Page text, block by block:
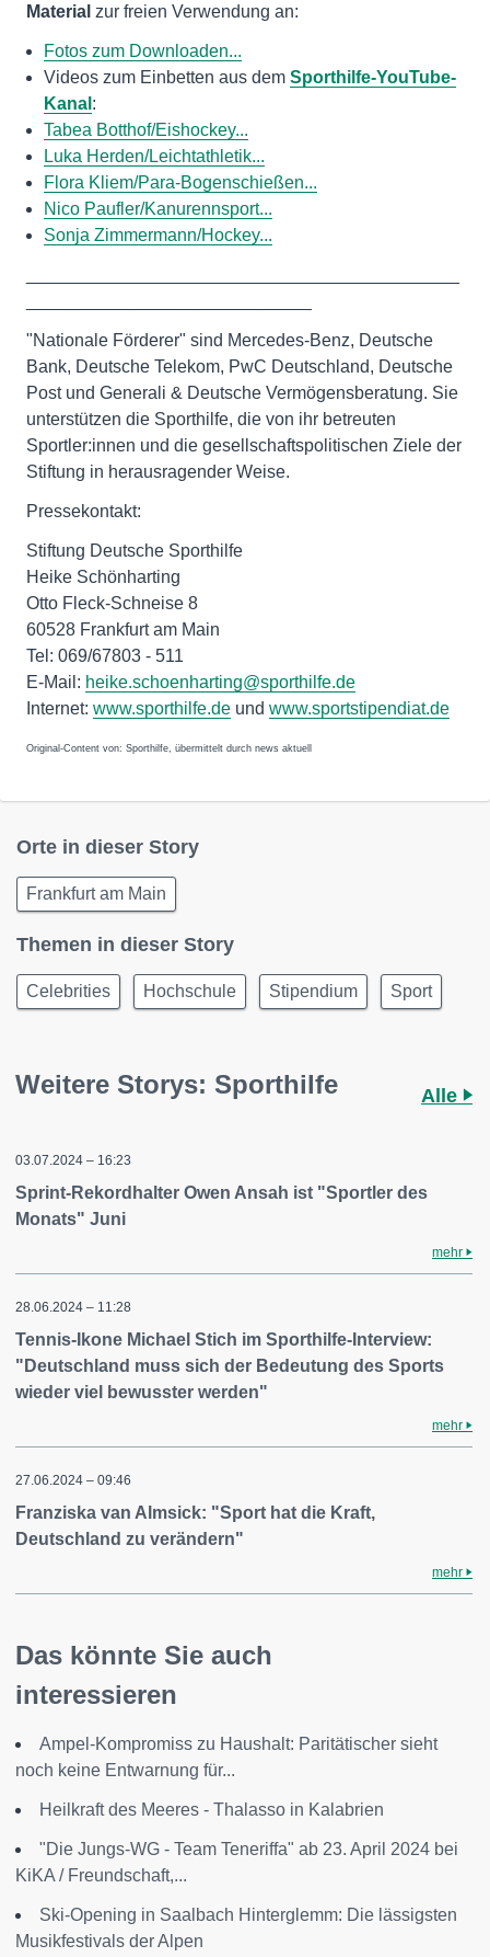
Material zur freien Verwendung an:
Fotos zum Downloaden...
Videos zum Einbetten aus dem Sporthilfe-YouTube-
Kanal :
Tabea Botthof/Eishockey...
Luka Herden/Leichtathletik...
Flora Kliem/Para-Bogenschießen...
Nico Paufler/Kanurennsport...
Sonja Zimmermann/Hockey...
"Nationale Förderer" sind Mercedes-Benz, Deutsche
Bank, Deutsche Telekom, PwC Deutschland, Deutsche
Post und Generali & Deutsche Vermögensberatung. Sie
unterstützen die Sporthilfe, die von ihr betreuten
Sportler:innen und die gesellschaftspolitischen Ziele der
Stiftung in herausragender Weise.
Pressekontakt:
Stiftung Deutsche Sporthilfe
Heike Schönharting
Otto Fleck-Schneise 8
60528 Frankfurt am Main
Tel: 069/67803 - 511
E-Mail: heike.schoenharting@sporthilfe.de
Internet: www.sporthilfe.de und www.sportstipendiat.de
Original-Content von: Sporthilfe, übermittelt durch news aktuell
Orte in dieser Story
Frankfurt am Main
Themen in dieser Story
Celebrities Hochschule Stipendium Sport
Weitere Storys: Sporthilfe Alle
03.07.2024 – 16:23
Sprint-Rekordhalter Owen Ansah ist "Sportler des
Monats" Juni
mehr
28.06.2024 – 11:28
Tennis-Ikone Michael Stich im Sporthilfe-Interview:
"Deutschland muss sich der Bedeutung des Sports
wieder viel bewusster werden"
mehr
27.06.2024 – 09:46
Franziska van Almsick: "Sport hat die Kraft,
Deutschland zu verändern"
mehr
Das könnte Sie auch
interessieren
Ampel-Kompromiss zu Haushalt: Paritätischer sieht
noch keine Entwarnung für...
Heilkraft des Meeres - Thalasso in Kalabrien
"Die Jungs-WG - Team Teneriffa" ab 23. April 2024 bei
KiKA / Freundschaft,...
Ski-Opening in Saalbach Hinterglemm: Die lässigsten
Musikfestivals der Alpen